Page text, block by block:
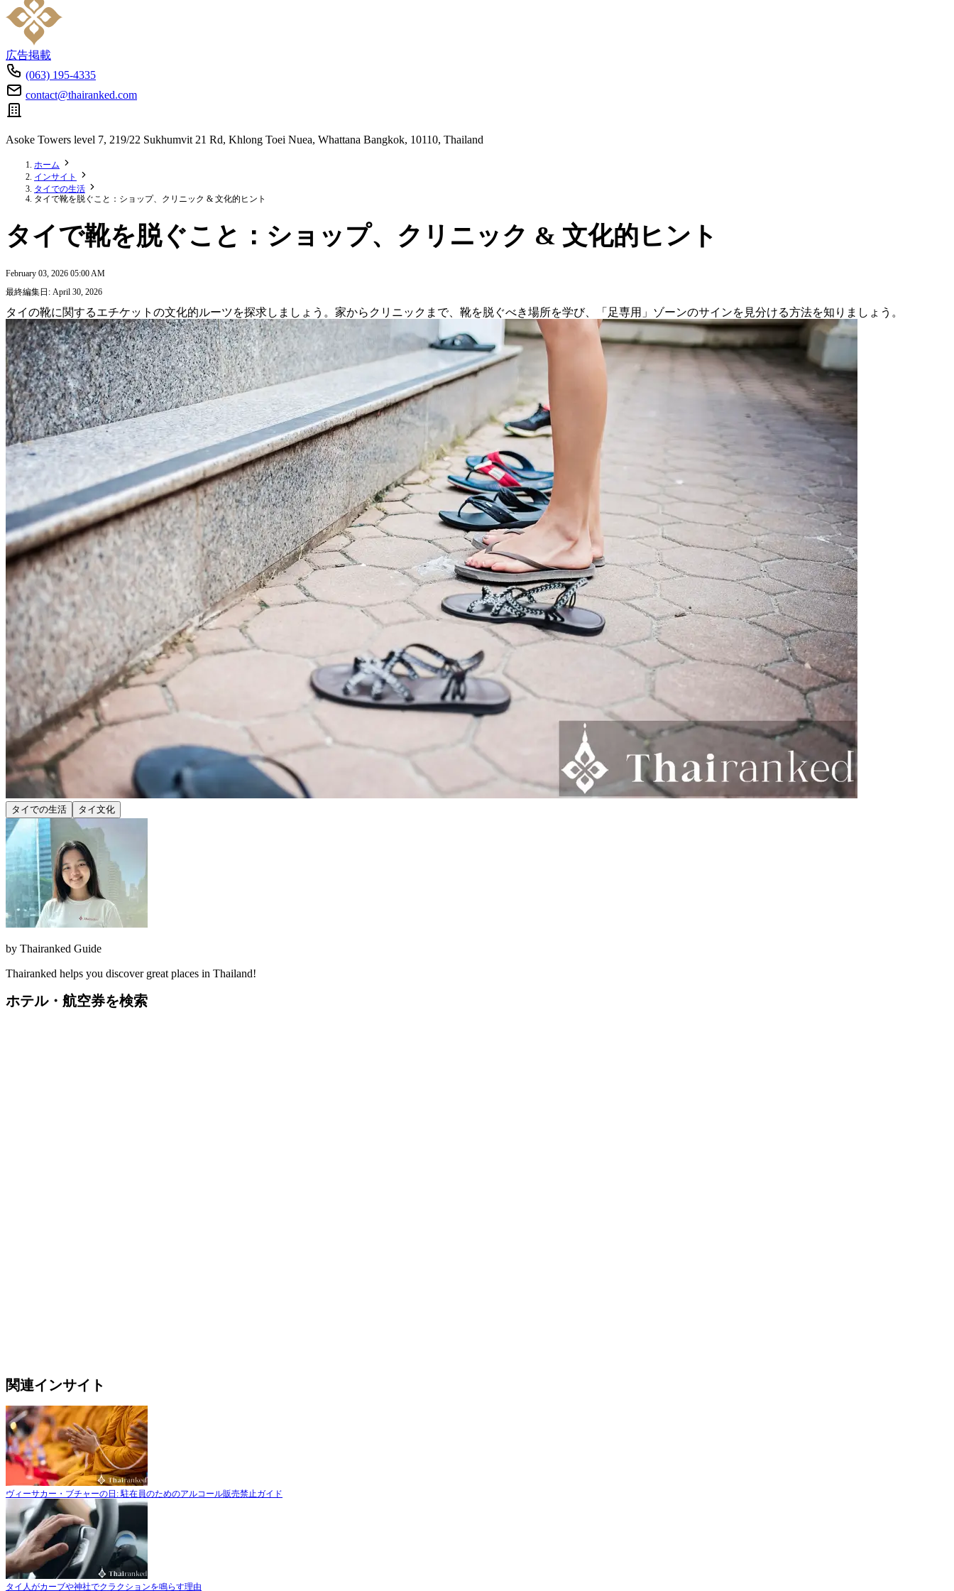
広告掲載
(063) 195-4335
contact@thairanked.com
Asoke Towers level 7, 219/22 Sukhumvit 21 Rd, Khlong Toei Nuea, Whattana Bangkok, 10110, Thailand
ホーム
インサイト
タイでの生活
タイで靴を脱ぐこと：ショップ、クリニック & 文化的ヒント
タイで靴を脱ぐこと：ショップ、クリニック & 文化的ヒント
February 03, 2026 05:00 AM
最終編集日: April 30, 2026
タイの靴に関するエチケットの文化的ルーツを探求しましょう。家からクリニックまで、靴を脱ぐべき場所を学び、「足専用」ゾーンのサインを見分ける方法を知りましょう。
タイでの生活 タイ文化
by Thairanked Guide
Thairanked helps you discover great places in Thailand!
ホテル・航空券を検索
関連インサイト
ヴィーサカー・ブチャーの日: 駐在員のためのアルコール販売禁止ガイド
タイ人がカーブや神社でクラクションを鳴らす理由